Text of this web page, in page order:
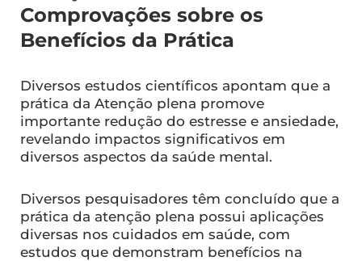
Comprovações sobre os
Benefícios da Prática
Diversos estudos científicos apontam que a
prática da Atenção plena promove
importante redução do estresse e ansiedade,
revelando impactos significativos em
diversos aspectos da saúde mental.
Diversos pesquisadores têm concluído que a
prática da atenção plena possui aplicações
diversas nos cuidados em saúde, com
estudos que demonstram benefícios na